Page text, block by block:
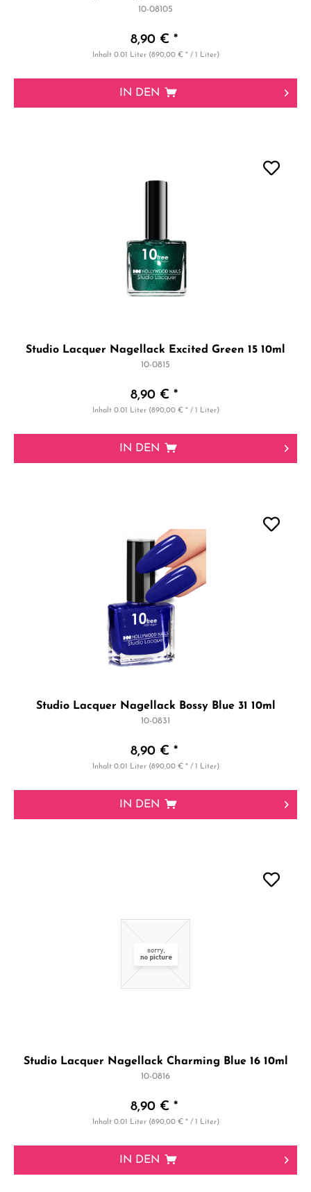
10-08105
8,90 € *
Inhalt 0.01 Liter (890,00 € * / 1 Liter)
IN DEN
Studio Lacquer Nagellack Excited Green 15 10ml
10-0815
8,90 € *
Inhalt 0.01 Liter (890,00 € * / 1 Liter)
IN DEN
Studio Lacquer Nagellack Bossy Blue 31 10ml
10-0831
8,90 € *
Inhalt 0.01 Liter (890,00 € * / 1 Liter)
IN DEN
Studio Lacquer Nagellack Charming Blue 16 10ml
10-0816
8,90 € *
Inhalt 0.01 Liter (890,00 € * / 1 Liter)
IN DEN